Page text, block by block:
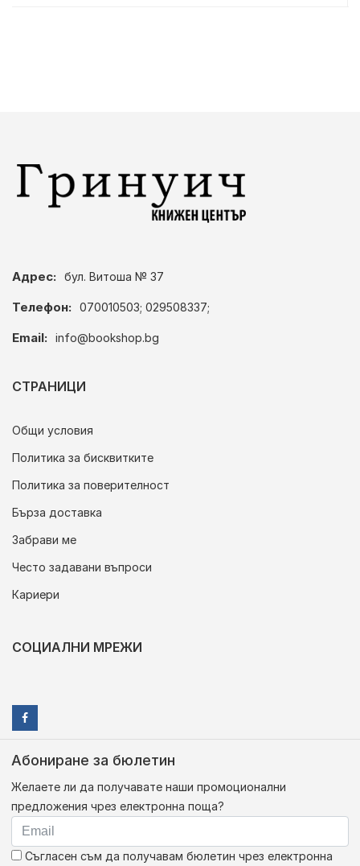
Адрес: бул. Витоша № 37
Телефон: 070010503; 029508337;
Email: info@bookshop.bg
СТРАНИЦИ
Общи условия
Политика за бисквитките
Политика за поверителност
Бърза доставка
Забрави ме
Често задавани въпроси
Кариери
СОЦИАЛНИ МРЕЖИ
Абониране за бюлетин
Желаете ли да получавате наши промоционални
предложения чрез електронна поща?
Съгласен съм да получавам бюлетин чрез електронна